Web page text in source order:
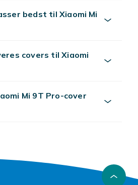
bedst til Xiaomi Mi
covers til Xiaomi
Mi 9T Pro-cover